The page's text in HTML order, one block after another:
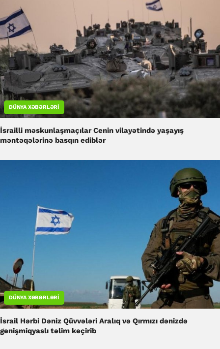
DÜNYA XƏBƏRLƏRI
İsrailli məskunlaşmaçılar Cenin vilayətində yaşayış
məntəqələrinə basqın ediblər
DÜNYA XƏBƏRLƏRI
İsrail Hərbi Dəniz Qüvvələri Aralıq və Qırmızı dənizdə
genişmiqyaslı təlim keçirib